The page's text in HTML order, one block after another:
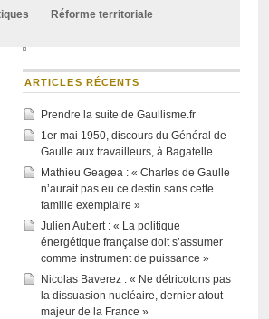
Réforme territoriale
ARTICLES RÉCENTS
Prendre la suite de Gaullisme.fr
1er mai 1950, discours du Général de
Gaulle aux travailleurs, à Bagatelle
Mathieu Geagea : « Charles de Gaulle
n’aurait pas eu ce destin sans cette
famille exemplaire »
Julien Aubert : « La politique
énergétique française doit s’assumer
comme instrument de puissance »
Nicolas Baverez : « Ne détricotons pas
la dissuasion nucléaire, dernier atout
majeur de la France »